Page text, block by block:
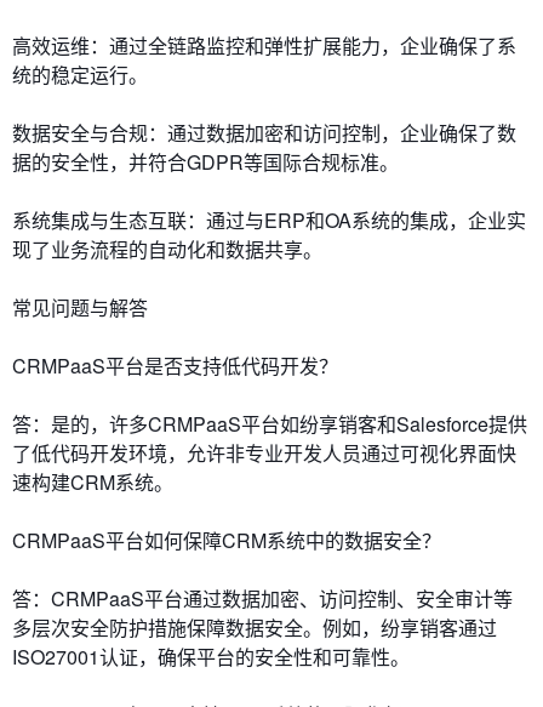
高效运维：通过全链路监控和弹性扩展能力，企业确保了系
统的稳定运行。
数据安全与合规：通过数据加密和访问控制，企业确保了数
据的安全性，并符合GDPR等国际合规标准。
系统集成与生态互联：通过与ERP和OA系统的集成，企业实
现了业务流程的自动化和数据共享。
常见问题与解答
CRMPaaS平台是否支持低代码开发？
答：是的，许多CRMPaaS平台如纷享销客和Salesforce提供
了低代码开发环境，允许非专业开发人员通过可视化界面快
速构建CRM系统。
CRMPaaS平台如何保障CRM系统中的数据安全？
答：CRMPaaS平台通过数据加密、访问控制、安全审计等
多层次安全防护措施保障数据安全。例如，纷享销客通过
ISO27001认证，确保平台的安全性和可靠性。